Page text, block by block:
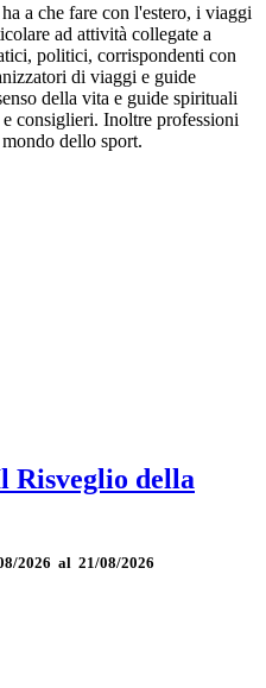
a che fare con l'estero, i viaggi
ad attività collegate a
politici, corrispondenti con
di viaggi e guide
della vita e guide spirituali
consiglieri. Inoltre professioni
dello sport.
della
2026 al 21/08/2026